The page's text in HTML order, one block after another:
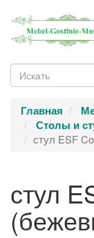
Главная
Столы и
стул ESF
стул